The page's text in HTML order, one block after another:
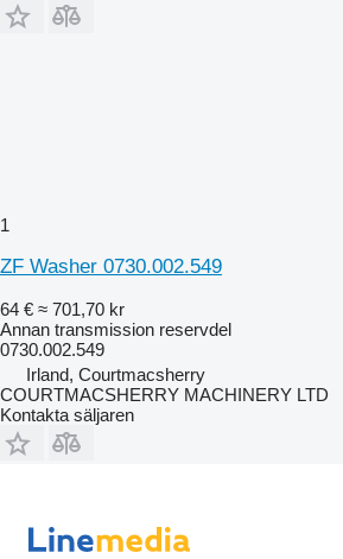
1
ZF Washer 0730.002.549
64 € ≈ 701,70 kr
Annan transmission reservdel
0730.002.549
Irland, Courtmacsherry
COURTMACSHERRY MACHINERY LTD
Kontakta säljaren